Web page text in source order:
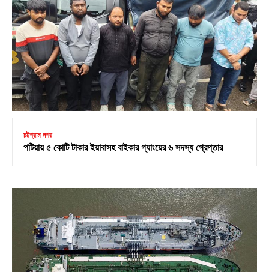
চট্টগ্রাম নগর
পটিয়ায় ৫ কোটি টাকার ইয়াবাসহ বাইকার গ্যাংয়ের ৬ সদস্য গ্রেপ্তার